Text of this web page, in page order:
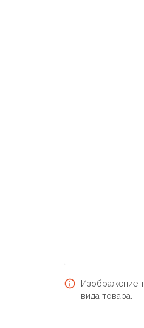
Изображение
вида товара.